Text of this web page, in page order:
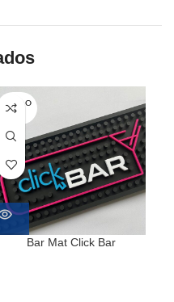
SOLD O
UT
Bar Mat Click Bar